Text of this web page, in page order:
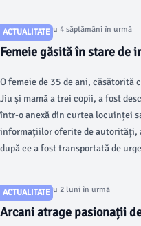
ACTUALITATE
Articol postat cu 4 săptămâni în urmă
Femeie găsită în stare de
O femeie de 35 de ani, căsătorită
Jiu și mamă a trei copii, a fost
într-o anexă din curtea locuinței
informațiilor oferite de autorități,
după ce a fost transportată de
ACTUALITATE
Articol postat cu 2 luni în urmă
Arcani atrage pasionații